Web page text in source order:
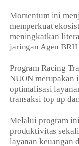
Momentum ini
memperkuat
meningkatkan
jaringan Agen
Program Racing
NUON
optimalisasi
transaksi top up
Melalui program
produktivitas
layanan keuangan